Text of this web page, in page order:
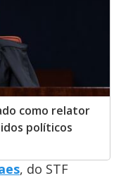
como relator
políticos
, do STF